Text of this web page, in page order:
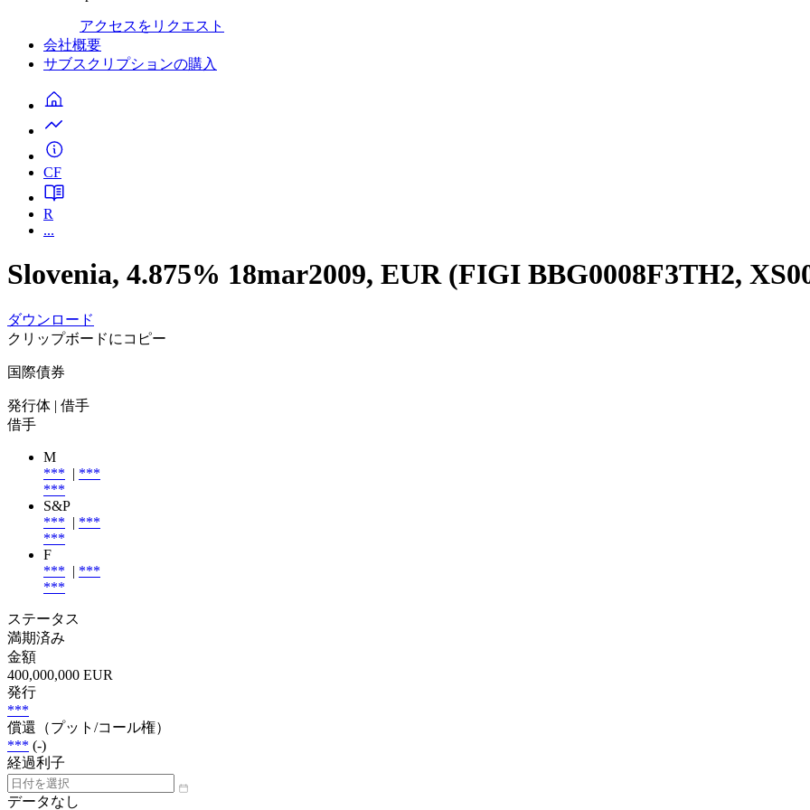
アクセスをリクエスト
会社概要
サブスクリプションの購入
CF
R
...
Slovenia, 4.875% 18mar2009, EUR (FIGI BBG0008F3TH2,
ダウンロード
クリップボードにコピー
国際債券
発行体 | 借手
借手
M
*** | ***
***
S&P
*** | ***
***
F
*** | ***
***
ステータス
満期済み
金額
400,000,000 EUR
発行
***
償還（プット/コール権）
*** (-)
経過利子
データなし